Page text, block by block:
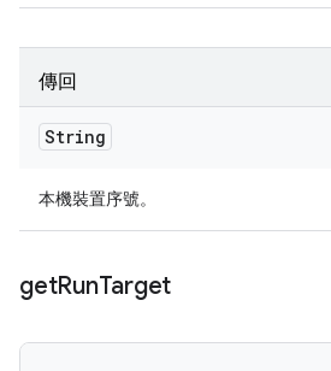
傳回
String
本機裝置序號。
getRunTarget